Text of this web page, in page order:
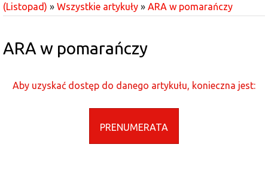
(Listopad) » Wszystkie artykuły » ARA w pomarańczy
ARA w pomarańczy
Aby uzyskać dostęp do danego artykułu, konieczna jest:
PRENUMERATA